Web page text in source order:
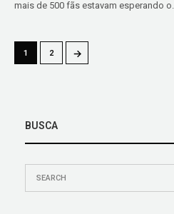
mais de 500 fãs estavam esperando o…
1 2 →
BUSCA